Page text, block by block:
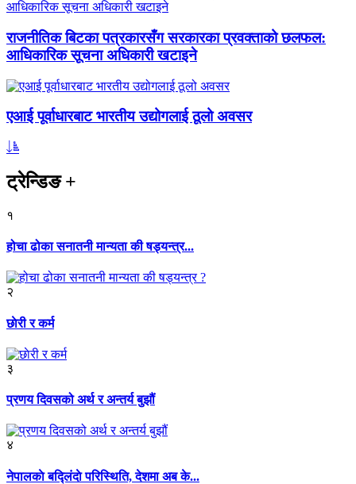
राजनीतिक बिटका पत्रकारसँग सरकारका प्रवक्ताको छलफल:
आधिकारिक सूचना अधिकारी खटाइने
एआई पूर्वाधारबाट भारतीय उद्योगलाई ठूलो अवसर
ट्रेन्डिङ+
१
होचा ढोका सनातनी मान्यता की षड्यन्त्र...
२
छाेरी र कर्म
३
प्रणय दिवसको अर्थ र अन्तर्य बुझौं
४
नेपालकाे बद्लिंदाे परिस्थिति, देशमा अब के...